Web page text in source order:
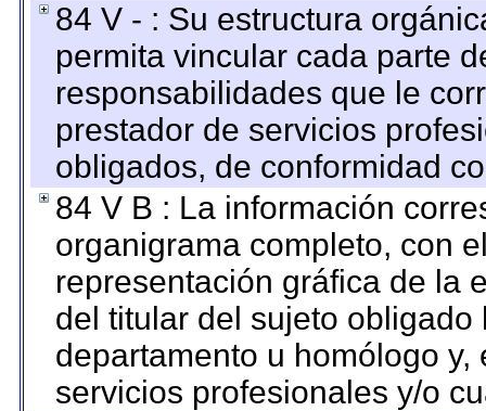
84 V - : Su estructura
permita vincular cada parte
responsabilidades que le
prestador de servicios
obligados, de conformidad
84 V B : La información
organigrama completo, con
representación gráfica de la
del titular del sujeto
departamento u homólogo
servicios profesionales y/o